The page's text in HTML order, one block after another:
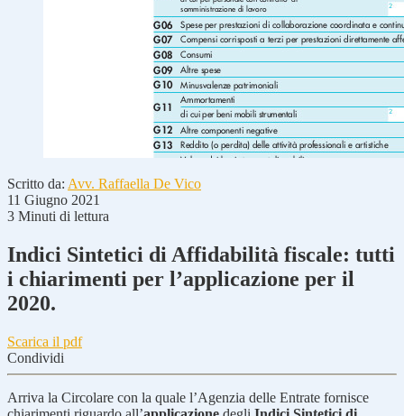
Scritto da: Avv. Raffaella De Vico
11 Giugno 2021
3 Minuti di lettura
Indici Sintetici di Affidabilità fiscale: tutti
i chiarimenti per l’applicazione per il
2020.
Scarica il pdf
Condividi
Arriva la Circolare con la quale l’Agenzia delle Entrate fornisce